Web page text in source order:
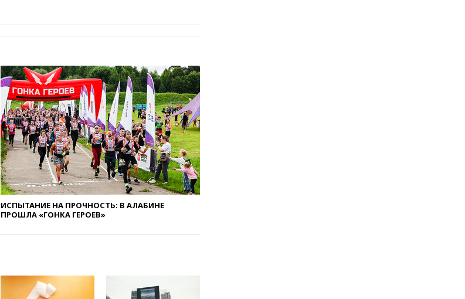
Армстронга впервые за 38 лет
выставили на продажу
04:00 Мирошник: России стоит
быть готовой к продолжению
украинского конфликта
03:16Трамп заявил, что
предпочел бы соглашение с
Ираном
02:06Лантратова: судьба
сотни жителей Курской
01:10МИД РФ: ЕС пытается
после последней операции
вчера, 23:35
Российского
ИСПЫТАНИЕ НА ПРОЧНОСТЬ: В АЛАБИНЕ
ПРОШЛА «ГОНКА ГЕРОЕВ»